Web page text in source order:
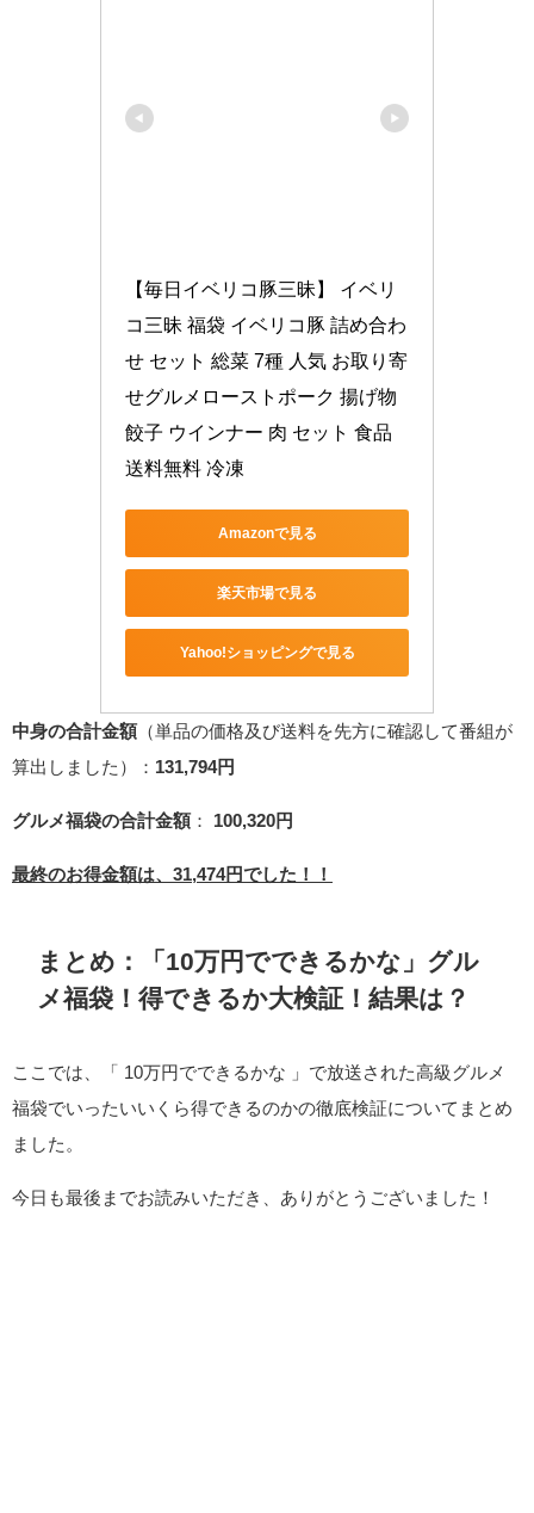
【毎日イベリコ豚三昧】 イベリ
コ三昧 福袋 イベリコ豚 詰め合わ
せ セット 総菜 7種 人気 お取り寄
せグルメローストポーク 揚げ物
餃子 ウインナー 肉 セット 食品
送料無料 冷凍
Amazonで見る
楽天市場で見る
Yahoo!ショッピングで見る
中身の合計金額 （単品の価格及び送料を先方に確認して番組が
算出しました）： 131,794円
グルメ福袋の合計金額 ： 100,320円
最終のお得金額は、31,474円でした！！
まとめ：「10万円でできるかな」グル
メ福袋！得できるか大検証！結果は？
ここでは、「 10万円でできるかな 」で放送された高級グルメ
福袋でいったいいくら得できるのかの徹底検証についてまとめ
ました。
今日も最後までお読みいただき、ありがとうございました！